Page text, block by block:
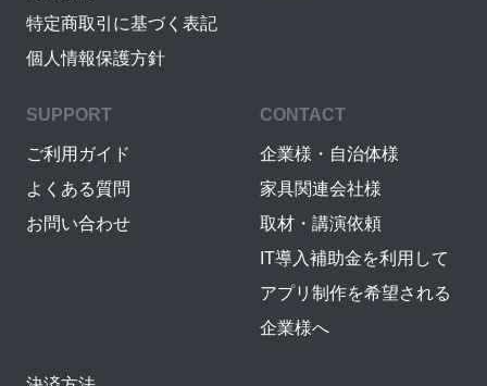
特定商取引に基づく表記
個人情報保護方針
SUPPORT
ご利用ガイド
よくある質問
お問い合わせ
CONTACT
企業様・自治体様
家具関連会社様
取材・講演依頼
IT導入補助金を利用して
アプリ制作を希望される
企業様へ